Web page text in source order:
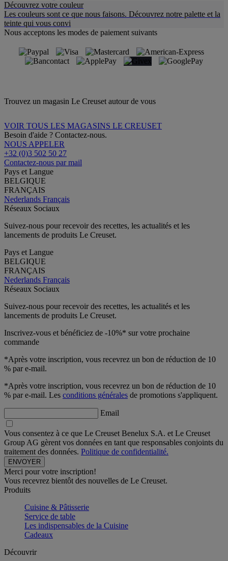
Découvrez votre couleur
Les couleurs sont ce que nous faisons. Découvrez notre palette et la
teinte qui vous convi
Nous acceptons les modes de paiement suivants
Trouvez un magasin Le Creuset autour de vous
VOIR TOUS LES MAGASINS LE CREUSET
Besoin d'aide ? Contactez-nous.
NOUS APPELER
+32 (0)3 502 50 27
Contactez-nous par mail
Pays et Langue
BELGIQUE
FRANÇAIS
Nederlands Français
Réseaux Sociaux
Suivez-nous pour recevoir des recettes, les actualités et les
lancements de produits Le Creuset.
Pays et Langue
BELGIQUE
FRANÇAIS
Nederlands Français
Réseaux Sociaux
Suivez-nous pour recevoir des recettes, les actualités et les
lancements de produits Le Creuset.
Inscrivez-vous et bénéficiez de -10%* sur votre prochaine
commande
*Après votre inscription, vous recevrez un bon de réduction de 10
% par e-mail.
*Après votre inscription, vous recevrez un bon de réduction de 10
% par e-mail. Les conditions générales de promotions s'appliquent.
Email
Vous consentez à ce que Le Creuset Benelux S.A. et Le Creuset
Group AG gèrent vos données en tant que responsables conjoints du
traitement des données. Politique de confidentialité.
Merci pour votre inscription!
Vous recevrez bientôt des nouvelles de Le Creuset.
Produits
Cuisine & Pâtisserie
Service de table
Les indispensables de la Cuisine
Cadeaux
Découvrir